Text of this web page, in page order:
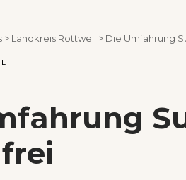
> Landkreis Rottweil > Die Umfahrung